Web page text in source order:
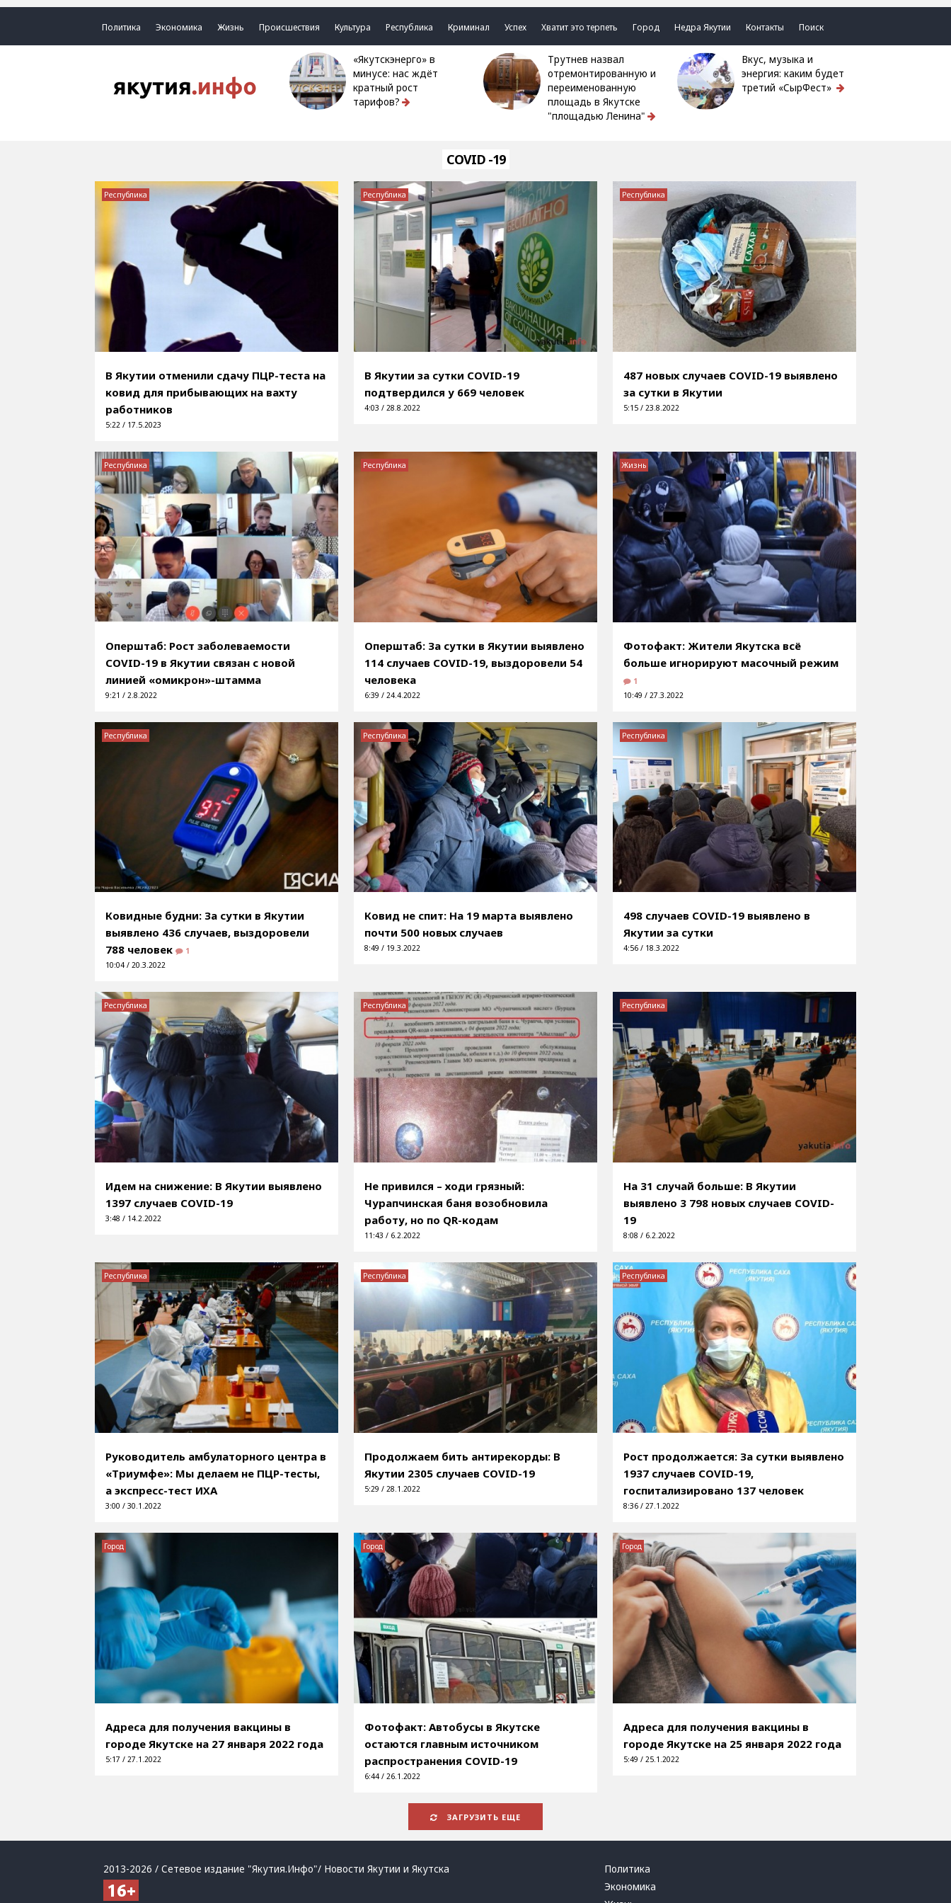
Политика Экономика Жизнь Происшествия Культура Республика Криминал Успех Хватит это терпеть Город Недра Якутии Контакты Поиск
«Якутскэнерго» в
минусе: нас ждёт
кратный рост
тарифов?
Трутнев назвал
отремонтированную и
переименованную
площадь в Якутске
"площадью Ленина"
Вкус, музыка и
энергия: каким будет
третий «СырФест»
COVID -19
В Якутии отменили сдачу ПЦР-теста на
ковид для прибывающих на вахту
работников
5:22 / 17.5.2023
Республика
В Якутии за сутки COVID-19
подтвердился у 669 человек
4:03 / 28.8.2022
Республика
487 новых случаев COVID-19 выявлено
за сутки в Якутии
5:15 / 23.8.2022
Республика
Оперштаб: Рост заболеваемости
COVID-19 в Якутии связан с новой
линией «омикрон»-штамма
9:21 / 2.8.2022
Республика
Оперштаб: За сутки в Якутии выявлено
114 случаев COVID-19, выздоровели 54
человека
6:39 / 24.4.2022
Республика
Фотофакт: Жители Якутска всё
больше игнорируют масочный режим
1
10:49 / 27.3.2022
Жизнь
Ковидные будни: За сутки в Якутии
выявлено 436 случаев, выздоровели
788 человек
1
10:04 / 20.3.2022
Республика
Ковид не спит: На 19 марта выявлено
почти 500 новых случаев
8:49 / 19.3.2022
Республика
498 случаев COVID-19 выявлено в
Якутии за сутки
4:56 / 18.3.2022
Республика
Идем на снижение: В Якутии выявлено
1397 случаев COVID-19
3:48 / 14.2.2022
Республика
Не привился – ходи грязный:
Чурапчинская баня возобновила
работу, но по QR-кодам
11:43 / 6.2.2022
Республика
На 31 случай больше: В Якутии
выявлено 3 798 новых случаев COVID-
19
8:08 / 6.2.2022
Республика
Руководитель амбулаторного центра в
«Триумфе»: Мы делаем не ПЦР-тесты,
а экспресс-тест ИХА
3:00 / 30.1.2022
Республика
Продолжаем бить антирекорды: В
Якутии 2305 случаев COVID-19
5:29 / 28.1.2022
Республика
Рост продолжается: За сутки выявлено
1937 случаев COVID-19,
госпитализировано 137 человек
8:36 / 27.1.2022
Республика
Адреса для получения вакцины в
городе Якутске на 27 января 2022 года
5:17 / 27.1.2022
Город
Фотофакт: Автобусы в Якутске
остаются главным источником
распространения COVID-19
6:44 / 26.1.2022
Город
Адреса для получения вакцины в
городе Якутске на 25 января 2022 года
5:49 / 25.1.2022
Город
ЗАГРУЗИТЬ ЕЩЕ
2013-2026 / Сетевое издание "Якутия.Инфо"/ Новости Якутии и Якутска
Политика
Экономика